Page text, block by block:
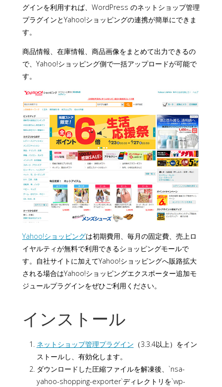
グインを利用すれば、WordPress のネットショップ管理
プラグインとYahoo!ショッピングの連携が簡単にできま
す。
商品情報、在庫情報、商品画像をまとめて出力できるの
で、Yahoo!ショッピング側で一括アップロードが可能で
す。
Yahoo!ショッピングは初期費用、毎月の固定費、売上ロ
イヤルティが無料で利用できるショッピングモールで
す。自社サイトに加えてYahoo!ショッピングへ販路拡大
される場合はYahoo!ショッピングエクスポーター追加モ
ジュールプラグインをぜひご利用ください。
インストール
ネットショップ管理プラグイン （3.3.4以上）をイン
ストールし、有効化します。
ダウンロードした圧縮ファイルを解凍後、`nsa-
yahoo-shopping-exporter`ディレクトリを`wp-